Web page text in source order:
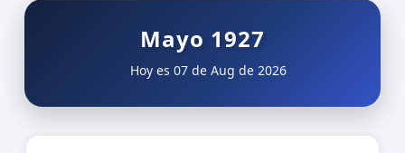
Mayo 1927
Hoy es 07 de Aug de 2026